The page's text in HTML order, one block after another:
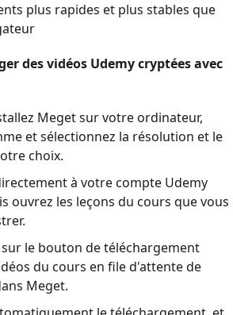
plus rapides et plus stables que
des vidéos Udemy cryptées avec
Meget sur votre ordinateur,
et sélectionnez la résolution et le
choix.
à votre compte Udemy
ouvrez les leçons du cours que vous
le bouton de téléchargement
du cours en file d'attente de
Meget.